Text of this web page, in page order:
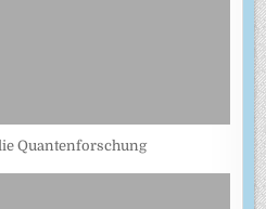
Quantenforschung